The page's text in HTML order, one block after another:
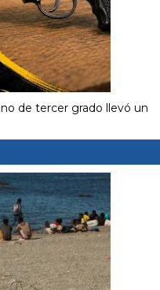
de tercer grado llevó un